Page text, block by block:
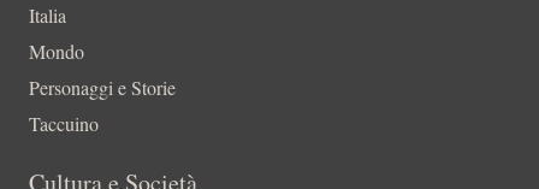
Italia
Mondo
Personaggi e Storie
Taccuino
Cultura e Società